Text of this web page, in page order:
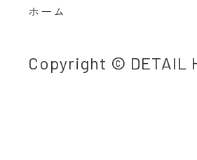
ホーム
Copyright © DETAIL